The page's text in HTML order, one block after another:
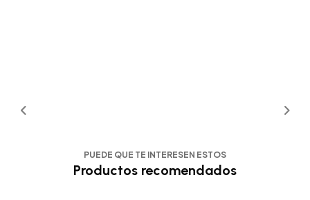
PUEDE QUE TE INTERESEN ESTOS
Productos recomendados